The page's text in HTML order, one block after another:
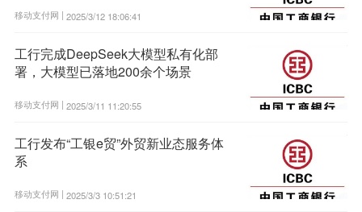
移动支付网 | 2025/3/12 18:06:41
工行完成DeepSeek大模型私有化部
署，大模型已落地200余个场景
移动支付网 | 2025/3/11 11:20:55
工行发布“工银e贸”外贸新业态服务体
系
移动支付网 | 2025/3/3 10:51:21